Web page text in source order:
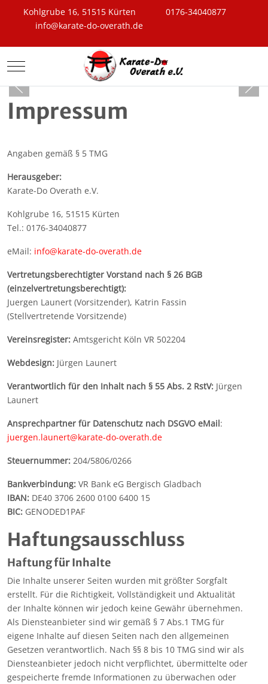
Kohlgrube 16, 51515 Kürten
0176-34040877
info@karate-do-overath.de
Mobile Menu Toggle
Impressum
Angaben gemäß § 5 TMG
Herausgeber:
Karate-Do Overath e.V.
Kohlgrube 16, 51515 Kürten
Tel.: 0176-34040877
eMail: info@karate-do-overath.de
Vertretungsberechtigter Vorstand nach § 26 BGB
(einzelvertretungsberechtigt):
Juergen Launert (Vorsitzender), Katrin Fassin
(Stellvertretende Vorsitzende)
Vereinsregister: Amtsgericht Köln VR 502204
Webdesign: Jürgen Launert
Verantwortlich für den Inhalt nach § 55 Abs. 2 RstV: Jürgen
Launert
Ansprechpartner für Datenschutz nach DSGVO eMail:
juergen.launert@karate-do-overath.de
Steuernummer: 204/5806/0266
Bankverbindung: VR Bank eG Bergisch Gladbach
IBAN: DE40 3706 2600 0100 6400 15
BIC: GENODED1PAF
Haftungsausschluss
Haftung für Inhalte
Die Inhalte unserer Seiten wurden mit größter Sorgfalt
erstellt. Für die Richtigkeit, Vollständigkeit und Aktualität
der Inhalte können wir jedoch keine Gewähr übernehmen.
Als Diensteanbieter sind wir gemäß § 7 Abs.1 TMG für
eigene Inhalte auf diesen Seiten nach den allgemeinen
Gesetzen verantwortlich. Nach §§ 8 bis 10 TMG sind wir als
Diensteanbieter jedoch nicht verpflichtet, übermittelte oder
gespeicherte fremde Informationen zu überwachen oder